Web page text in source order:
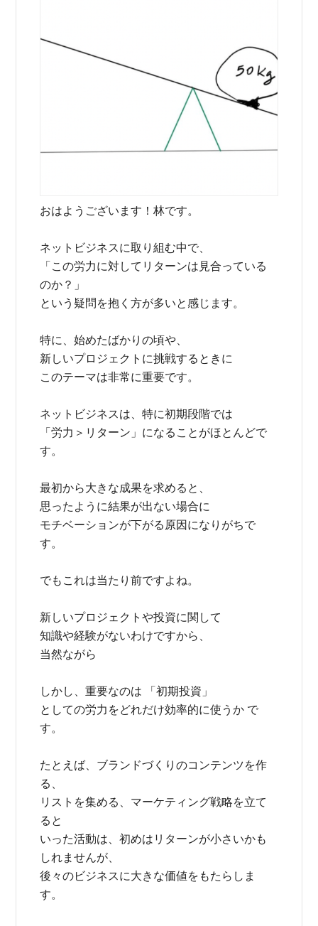
おはようございます！林です。
ネットビジネスに取り組む中で、
「この労力に対してリターンは見合っている
のか？」
という疑問を抱く方が多いと感じます。
特に、始めたばかりの頃や、
新しいプロジェクトに挑戦するときに
このテーマは非常に重要です。
ネットビジネスは、特に初期段階では
「労力＞リターン」になることがほとんどで
す。
最初から大きな成果を求めると、
思ったように結果が出ない場合に
モチベーションが下がる原因になりがちで
す。
でもこれは当たり前ですよね。
新しいプロジェクトや投資に関して
知識や経験がないわけですから、
当然ながら
しかし、重要なのは 「初期投資」
としての労力をどれだけ効率的に使うか で
す。
たとえば、ブランドづくりのコンテンツを作
る、
リストを集める、マーケティング戦略を立て
ると
いった活動は、初めはリターンが小さいかも
しれませんが、
後々のビジネスに大きな価値をもたらしま
す。